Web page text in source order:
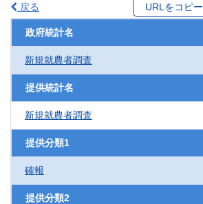
戻る URLをコピー
政府統計名
新規就農者調査
提供統計名
新規就農者調査
提供分類1
確報
提供分類2